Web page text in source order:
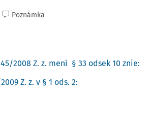
Poznámka
2008 Z. z. mení § 33 odsek 10 znie:
Z. z. v § 1 ods. 2: